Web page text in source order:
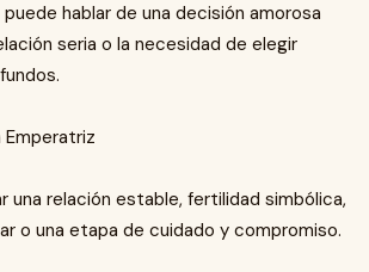
hablar de una decisión amorosa
seria o la necesidad de elegir
Emperatriz
una relación estable, fertilidad simbólica,
o una etapa de cuidado y compromiso.